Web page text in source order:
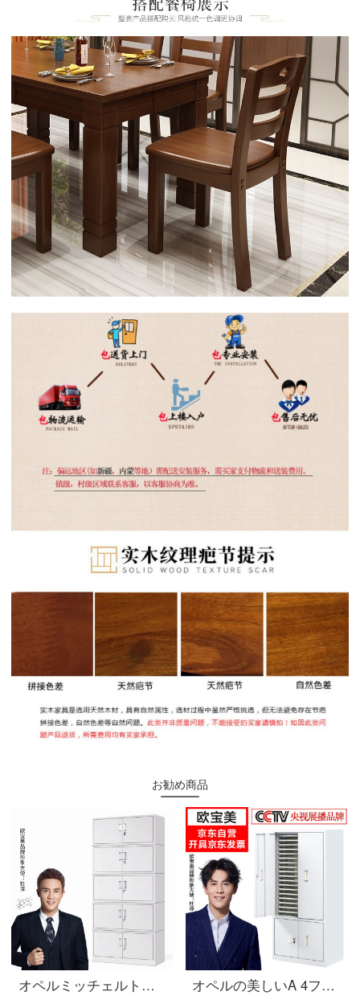
お勧め商品
オペルミッチェルトオフィスキャビネット鋼製のブリーフィングキャビネットのアーカイブキャビネットは5つのセクションに分かれています。
オペルの美しいA 4ファイルの整理棚の事務室のチェストの収納棚の領収書の箱の鉄の皮の箱の90は引き出して段が扉を持つことを持ちます